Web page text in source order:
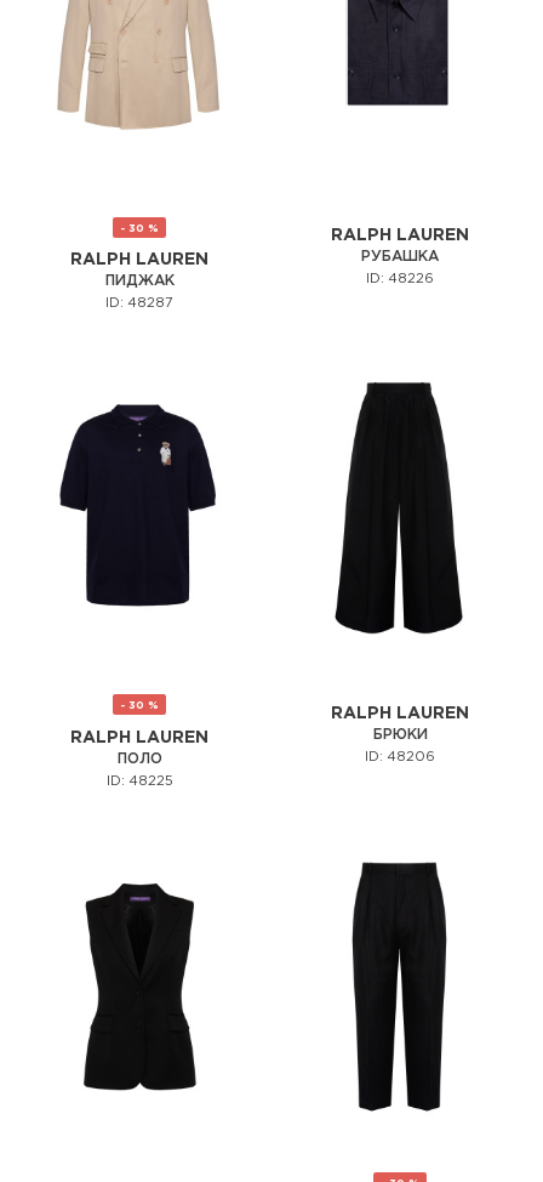
- 30 %
RALPH LAUREN
ПИДЖАК
ID: 48287
RALPH LAUREN
РУБАШКА
ID: 48226
- 30 %
RALPH LAUREN
ПОЛО
ID: 48225
RALPH LAUREN
БРЮКИ
ID: 48206